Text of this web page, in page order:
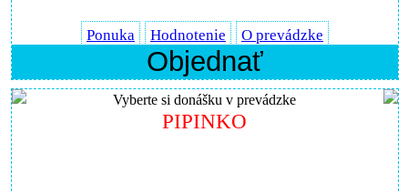
Ponuka Hodnotenie O prevádzke
Objednať
Vyberte si donášku v prevádzke
PIPINKO